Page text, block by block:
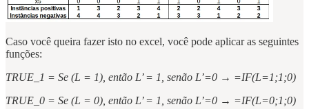
Caso você queira fazer isto no excel, você pode aplicar as seguintes
funções:
TRUE_1 = Se (L = 1), então L’ = 1, senão L’=0 → =IF(L=1;1;0)
TRUE_0 = Se (L = 0), então L’ = 1, senão L’=0 → =IF(L=0;1;0)